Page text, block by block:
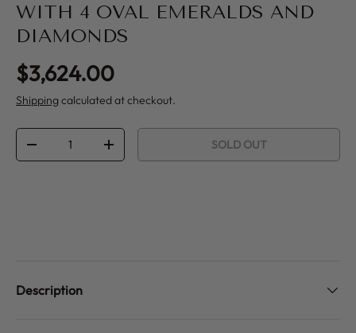
WITH 4 OVAL EMERALDS AND
DIAMONDS
Regular price
$3,624.00
Shipping calculated at checkout.
Qty
DECREASE QUANTITYINCREASE QUANTITYSOLD OUT
Description